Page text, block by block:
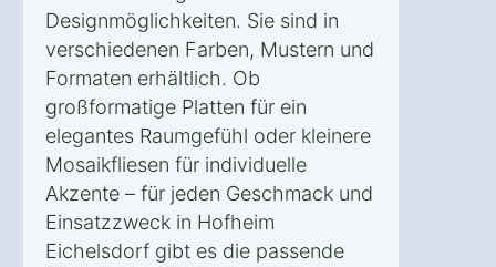
Designmöglichkeiten. Sie sind in
verschiedenen Farben, Mustern und
Formaten erhältlich. Ob
großformatige Platten für ein
elegantes Raumgefühl oder kleinere
Mosaikfliesen für individuelle
Akzente – für jeden Geschmack und
Einsatzzweck in Hofheim
Eichelsdorf gibt es die passende